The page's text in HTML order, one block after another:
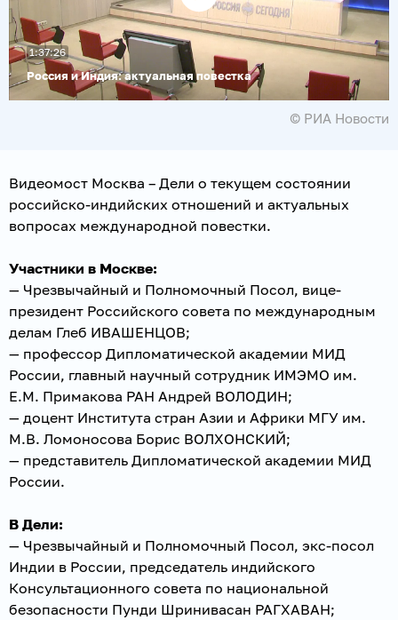
Воспроизвести
видео
Россия и Индия: актуальная повестка
1:37:26
© РИА Новости
Видеомост Москва – Дели о текущем состоянии
российско-индийских отношений и актуальных
вопросах международной повестки.
Участники в Москве:
— Чрезвычайный и Полномочный Посол, вице-
президент Российского совета по международным
делам Глеб ИВАШЕНЦОВ;
— профессор Дипломатической академии МИД
России, главный научный сотрудник ИМЭМО им.
Е.М. Примакова РАН Андрей ВОЛОДИН;
— доцент Института стран Азии и Африки МГУ им.
М.В. Ломоносова Борис ВОЛХОНСКИЙ;
— представитель Дипломатической академии МИД
России.
В Дели:
— Чрезвычайный и Полномочный Посол, экс-посол
Индии в России, председатель индийского
Консультационного совета по национальной
безопасности Пунди Шринивасан РАГХАВАН;